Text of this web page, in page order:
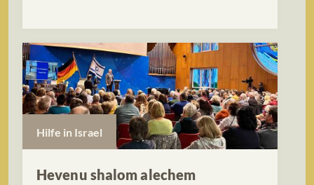
Hilfe in Israel
Hevenu shalom alechem